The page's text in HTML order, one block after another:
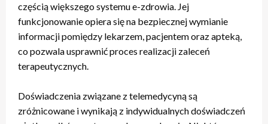
częścią większego systemu e-zdrowia. Jej
funkcjonowanie opiera się na bezpiecznej wymianie
informacji pomiędzy lekarzem, pacjentem oraz apteką,
co pozwala usprawnić proces realizacji zaleceń
terapeutycznych.
Doświadczenia związane z telemedycyną są
zróżnicowane i wynikają z indywidualnych doświadczeń